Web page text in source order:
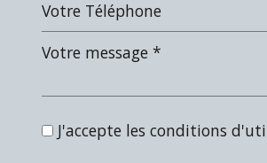
École maternelle
J'accepte les conditions